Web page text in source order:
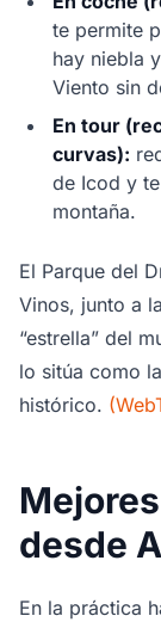
te permite
hay niebla
Viento sin
En tour
curvas):
de Icod y
montaña.
El Parque del
Vinos, junto a
“estrella” del
lo sitúa como
histórico.
desde
En la práctica